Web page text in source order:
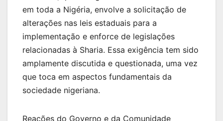
em toda a Nigéria, envolve a solicitação de
alterações nas leis estaduais para a
implementação e enforce de legislações
relacionadas à Sharia. Essa exigência tem sido
amplamente discutida e questionada, uma vez
que toca em aspectos fundamentais da
sociedade nigeriana.
Reações do Governo e da Comunidade